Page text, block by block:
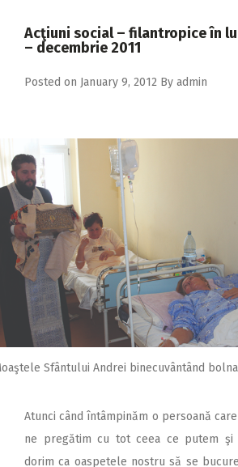
2017
2013
2012
2011
2010
2009
Acţiuni social – filantropice în
– decembrie 2011
Posted on January 9, 2012 By admin
Sfântului Andrei binecuvântând
Atunci când întâmpinăm o persoană
ne pregătim cu tot ceea ce putem şi
dorim ca oaspetele nostru să se